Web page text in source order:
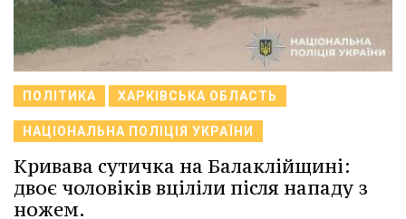
ПОЛІТИКА ХАРКІВСЬКА ОБЛАСТЬ
НАЦІОНАЛЬНА ПОЛІЦІЯ УКРАЇНИ
Кривава сутичка на Балаклійщині:
двоє чоловіків вціліли після нападу з
ножем.